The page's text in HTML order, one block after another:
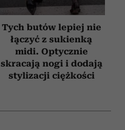
Tych butów lepiej nie
łączyć z sukienką
midi. Optycznie
skracają nogi i dodają
stylizacji ciężkości